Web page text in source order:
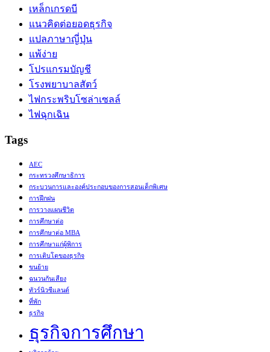
เหล็กเกรดบี
แนวคิดต่อยอดธุรกิจ
แปลภาษาญี่ปุ่น
แพ้ง่าย
โปรแกรมบัญชี
โรงพยาบาลสัตว์
ไฟกระพริบโซล่าเซลล์
ไฟฉุกเฉิน
Tags
AEC
กระทรวงศึกษาธิการ
กระบวนการและองค์ประกอบของการสอนเด็กพิเศษ
การฝึกฝน
การวางแผนชีวิต
การศึกษาต่อ
การศึกษาต่อ MBA
การศึกษาแก่ผู้พิการ
การเติบโตของธุรกิจ
ขนย้าย
ฉนวนกันเสียง
ทัวร์นิวซีแลนด์
ที่พัก
ธุรกิจ
ธุรกิจการศึกษา